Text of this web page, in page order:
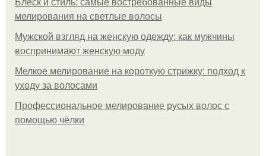
Блеск и стиль: самые востребованные виды
мелирования на светлые волосы
Мужской взгляд на женскую одежду: как мужчины
воспринимают женскую моду
Мелкое мелирование на короткую стрижку: подход к
уходу за волосами
Профессиональное мелирование русых волос с
помощью чёлки